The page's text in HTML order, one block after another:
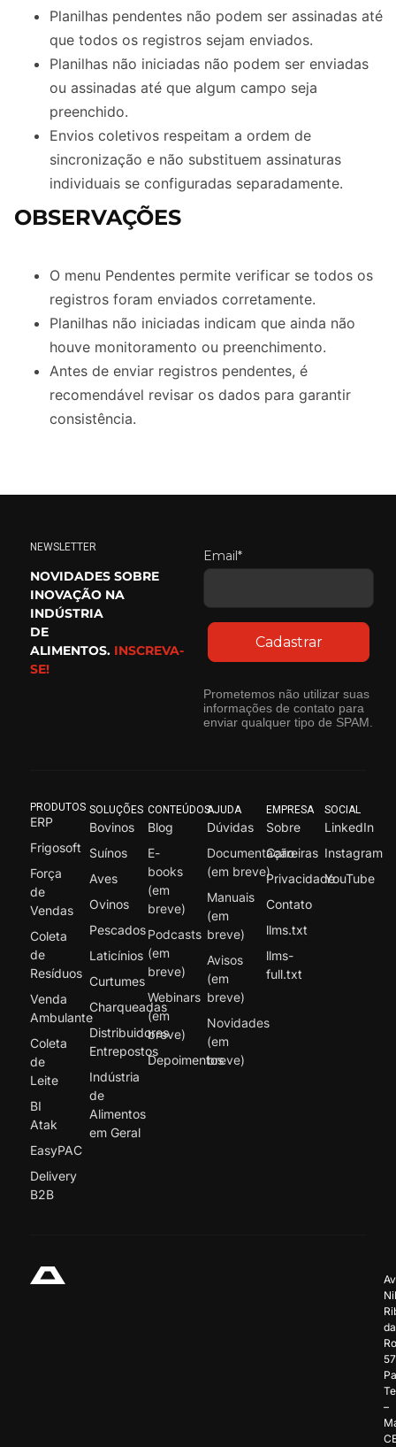
Planilhas pendentes não podem ser assinadas até
que todos os registros sejam enviados.
Planilhas não iniciadas não podem ser enviadas
ou assinadas até que algum campo seja
preenchido.
Envios coletivos respeitam a ordem de
sincronização e não substituem assinaturas
individuais se configuradas separadamente.
OBSERVAÇÕES
O menu Pendentes permite verificar se todos os
registros foram enviados corretamente.
Planilhas não iniciadas indicam que ainda não
houve monitoramento ou preenchimento.
Antes de enviar registros pendentes, é
recomendável revisar os dados para garantir
consistência.
NEWSLETTER
NOVIDADES SOBRE
INOVAÇÃO NA
INDÚSTRIA
DE
ALIMENTOS. INSCREVA-
SE!
Email*
Cadastrar
Prometemos não utilizar suas
informações de contato para
enviar qualquer tipo de SPAM.
PRODUTOS
ERP
Frigosoft
Força
de
Vendas
Coleta
de
Resíduos
Venda
Ambulante
Coleta
de
Leite
BI
Atak
EasyPAC
Delivery
B2B
SOLUÇÕES
Bovinos
Suínos
Aves
Ovinos
Pescados
Laticínios
Curtumes
Charqueadas
Distribuidores
Entrepostos
Indústria
de
Alimentos
em Geral
CONTEÚDOS
Blog
E-
books
(em
breve)
Podcasts
(em
breve)
Webinars
(em
breve)
Depoimentos
AJUDA
Dúvidas
Documentação
(em breve)
Manuais
(em
breve)
Avisos
(em
breve)
Novidades
(em
breve)
EMPRESA
Sobre
Carreiras
Privacidade
Contato
llms.txt
llms-
full.txt
SOCIAL
LinkedIn
Instagram
YouTube
da
–